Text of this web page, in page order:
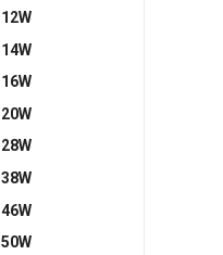
THÊM VÀO GIỎ
12W
14W
16W
20W
28W
38W
46W
50W